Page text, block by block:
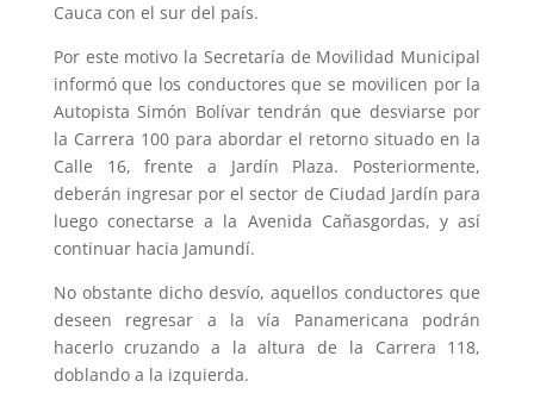
Cauca con el sur del país.
Por este motivo la Secretaría de Movilidad Municipal
informó que los conductores que se movilicen por la
Autopista Simón Bolívar tendrán que desviarse por
la Carrera 100 para abordar el retorno situado en la
Calle 16, frente a Jardín Plaza. Posteriormente,
deberán ingresar por el sector de Ciudad Jardín para
luego conectarse a la Avenida Cañasgordas, y así
continuar hacia Jamundí.
No obstante dicho desvío, aquellos conductores que
deseen regresar a la vía Panamericana podrán
hacerlo cruzando a la altura de la Carrera 118,
doblando a la izquierda.